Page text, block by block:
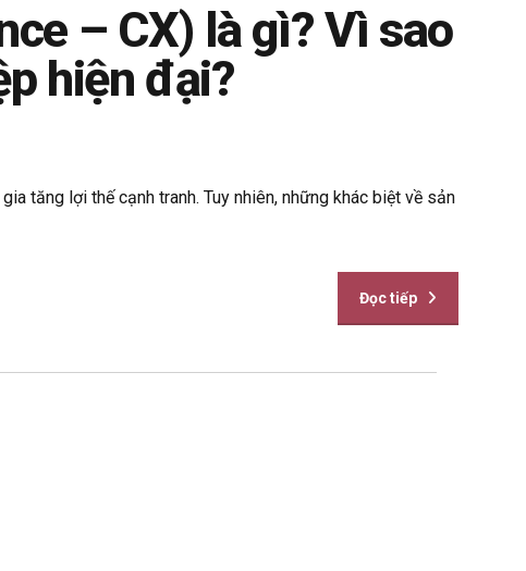
– CX) là gì? Vì sao
hiện đại?
tăng lợi thế cạnh tranh. Tuy nhiên, những khác biệt về sản
Đọc tiếp